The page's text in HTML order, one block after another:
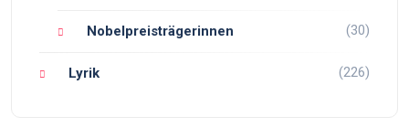
Nobelpreisträgerinnen (30)
Lyrik (226)